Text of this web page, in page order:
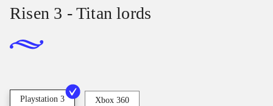
Risen 3 - Titan lords
Playstation 3 Xbox 360